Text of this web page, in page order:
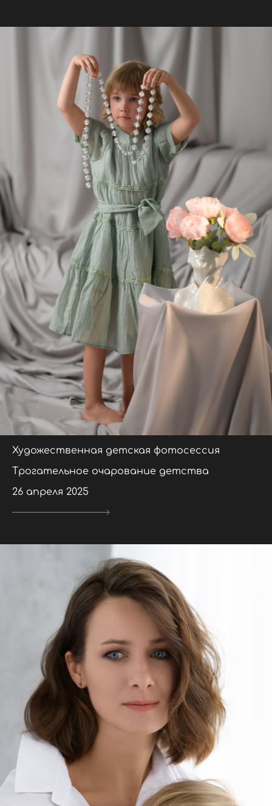
Художественная детская фотосессия
Трогательное очарование детства
26 апреля 2025